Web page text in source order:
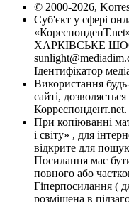
© 2000-2026,
Суб'єкт у сфері
ХАРКІВСЬКЕ
Ідентифікатор
Використання
сайті,
Корреспондент.net.
При копіюванні
і світу» , для
відкрите для
Посилання має
повного або
Гіперпосилання (
розміщена в